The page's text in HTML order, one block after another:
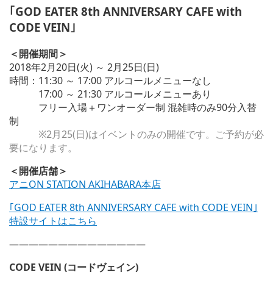
｢GOD EATER 8th ANNIVERSARY CAFE with
CODE VEIN｣
＜開催期間＞
2018年2月20日(火) ～ 2月25日(日)
時間：11:30 ～ 17:00 アルコールメニューなし
17:00 ～ 21:30 アルコールメニューあり
フリー入場＋ワンオーダー制 混雑時のみ90分入替
制
※2月25(日)はイベントのみの開催です。ご予約が必
要になります。
＜開催店舗＞
アニON STATION AKIHABARA本店
｢GOD EATER 8th ANNIVERSARY CAFE with CODE VEIN｣
特設サイトはこちら
——————————————
CODE VEIN (コードヴェイン)